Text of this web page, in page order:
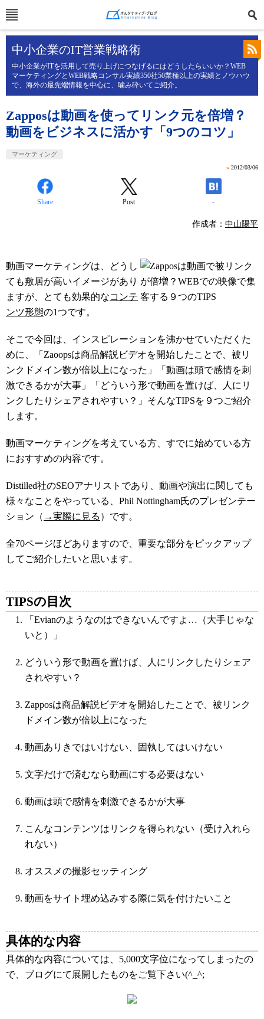
中小企業のIT営業戦略術
中小企業がITを活用して売り上げにつなげるにはどうしたらいいか？WEB
マーケティングとWEB戦略コンサル実績350社50業種以上の実績とノウハウ
で、海外の最先端情報を中心に、噛み砕いてご紹介。
Zapposは動画を使ってリンク元を倍増？
動画をビジネスに活かす「9つのコツ」
マーケティング
» 2012/03/06
Share Post -
作成者： 中山陽平
動画マーケティングは、どうし
ても敷居が高いイメージがあり
ますが、とても効果的なコンテ
ンツ形態の1つです。
そこで今回は、インスピレーションを沸かせていただくた
めに、「Zaoopsは商品解説ビデオを開始したことで、被リ
ンクドメイン数が倍以上になった」「動画は頭で感情を刺
激できるかが大事」「どういう形で動画を置けば、人にリ
ンクしたりシェアされやすい？」そんなTIPSを９つご紹介
します。
動画マーケティングを考えている方、すでに始めている方
におすすめの内容です。
Distilled社のSEOアナリストであり、動画や演出に関しても
様々なことをやっている、Phil Nottingham氏のプレゼンテー
ション（ →実際に見る ）です。
全70ページほどありますので、重要な部分をピックアップ
してご紹介したいと思います。
TIPSの目次
「Evianのようなのはできないんですよ…（大手じゃな
いと）」
どういう形で動画を置けば、人にリンクしたりシェア
されやすい？
Zapposは商品解説ビデオを開始したことで、被リンク
ドメイン数が倍以上になった
動画ありきではいけない、固執してはいけない
文字だけで済むなら動画にする必要はない
動画は頭で感情を刺激できるかが大事
こんなコンテンツはリンクを得られない（受け入れら
れない）
オススメの撮影セッティング
動画をサイト埋め込みする際に気を付けたいこと
具体的な内容
具体的な内容については、5,000文字位になってしまったの
で、ブログにて展開したものをご覧下さい(^_^;